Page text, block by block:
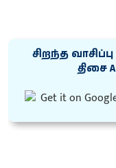
சிறந்த
திசை